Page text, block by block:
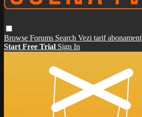
Browse Forums Search Vezi tarif abonament
Start Free Trial Sign In